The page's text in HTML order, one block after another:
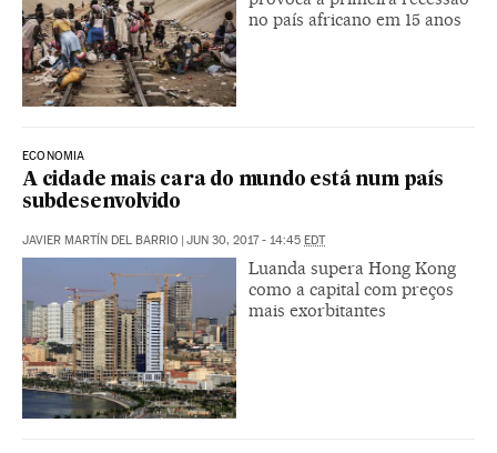
no país africano em 15 anos
ECONOMIA
A cidade mais cara do mundo está num país
subdesenvolvido
JAVIER MARTÍN DEL BARRIO JUN 30, 2017 - 14:45 EDT
Luanda supera Hong Kong
como a capital com preços
mais exorbitantes